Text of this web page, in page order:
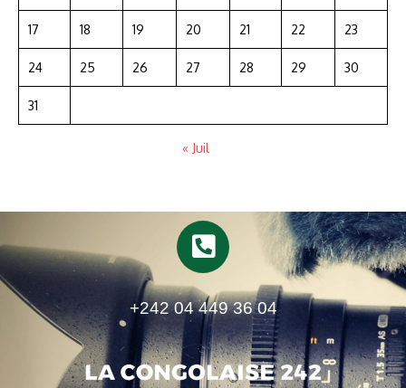
17 18 19 20 21 22 23
24 25 26 27 28 29 30
31
« Juil
+242 04 449 36 04